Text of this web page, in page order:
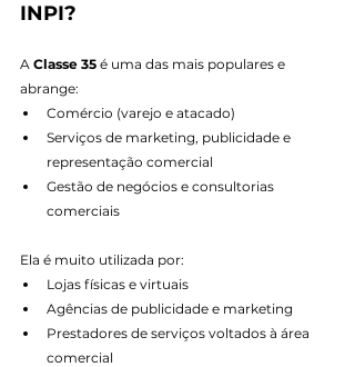
INPI?
A Classe 35 é uma das mais populares e
abrange:
Comércio (varejo e atacado)
Serviços de marketing, publicidade e
representação comercial
Gestão de negócios e consultorias
comerciais
Ela é muito utilizada por:
Lojas físicas e virtuais
Agências de publicidade e marketing
Prestadores de serviços voltados à área
comercial